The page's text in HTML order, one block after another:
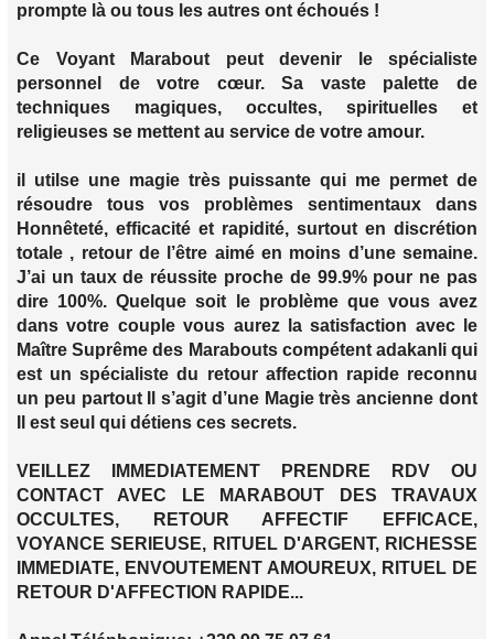
prompte là ou tous les autres ont échoués !
Ce Voyant Marabout peut devenir le spécialiste
personnel de votre cœur. Sa vaste palette de
techniques magiques, occultes, spirituelles et
religieuses se mettent au service de votre amour.
il utilse une magie très puissante qui me permet de
résoudre tous vos problèmes sentimentaux dans
Honnêteté, efficacité et rapidité, surtout en discrétion
totale , retour de l’être aimé en moins d’une semaine.
J’ai un taux de réussite proche de 99.9% pour ne pas
dire 100%. Quelque soit le problème que vous avez
dans votre couple vous aurez la satisfaction avec le
Maître Suprême des Marabouts compétent adakanli qui
est un spécialiste du retour affection rapide reconnu
un peu partout Il s’agit d’une Magie très ancienne dont
Il est seul qui détiens ces secrets.
VEILLEZ IMMEDIATEMENT PRENDRE RDV OU
CONTACT AVEC LE MARABOUT DES TRAVAUX
OCCULTES, RETOUR AFFECTIF EFFICACE,
VOYANCE SERIEUSE, RITUEL D'ARGENT, RICHESSE
IMMEDIATE, ENVOUTEMENT AMOUREUX, RITUEL DE
RETOUR D'AFFECTION RAPIDE...